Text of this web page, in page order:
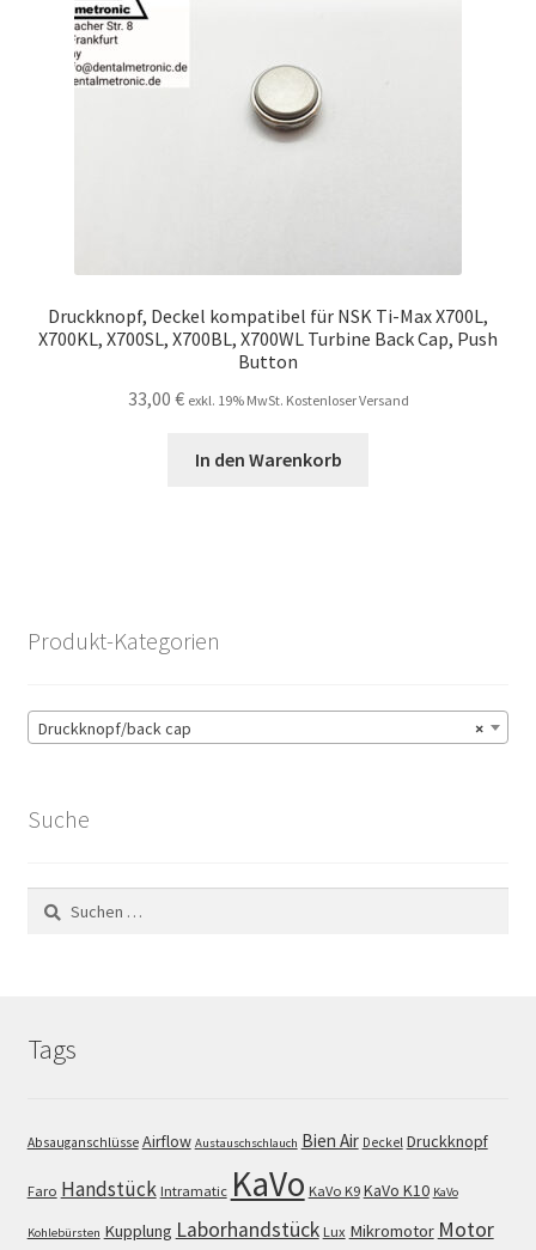
Druckknopf, Deckel kompatibel für NSK Ti-Max X700L,
X700KL, X700SL, X700BL, X700WL Turbine Back Cap, Push
Button
33,00 € exkl. 19% MwSt. Kostenloser Versand
In den Warenkorb
Produkt-Kategorien
×
Druckknopf/back cap
Suche
Suchen
nach:
Tags
Absauganschlüsse Airflow Austauschschlauch Bien Air Deckel Druckknopf
Faro Handstück Intramatic KaVo KaVo K9 KaVo K10 KaVo
Kohlebürsten Kupplung Laborhandstück Lux Mikromotor Motor